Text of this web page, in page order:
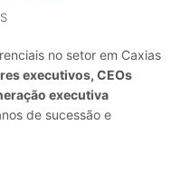
no setor em Caxias
executivos, CEOs
executiva
de sucessão e